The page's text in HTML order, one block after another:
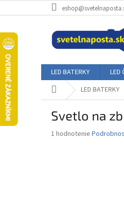
na
LED BATERKY LED
DomovLED BATERKY
Svetlo na
Priemerné
1 hodnotenie